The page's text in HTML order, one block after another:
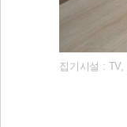
집기시설 :